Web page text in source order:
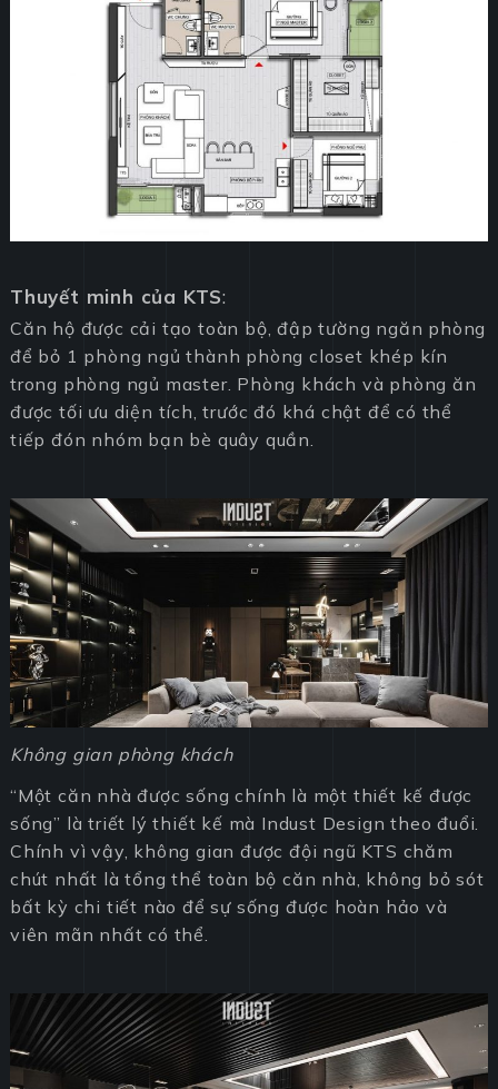
Thuyết minh của KTS:
Căn hộ được cải tạo toàn bộ, đập tường ngăn phòng
để bỏ 1 phòng ngủ thành phòng closet khép kín
trong phòng ngủ master. Phòng khách và phòng ăn
được tối ưu diện tích, trước đó khá chật để có thể
tiếp đón nhóm bạn bè quây quần.
Không gian phòng khách
“Một căn nhà được sống chính là một thiết kế được
sống” là triết lý thiết kế mà Indust Design theo đuổi.
Chính vì vậy, không gian được đội ngũ KTS chăm
chút nhất là tổng thể toàn bộ căn nhà, không bỏ sót
bất kỳ chi tiết nào để sự sống được hoàn hảo và
viên mãn nhất có thể.